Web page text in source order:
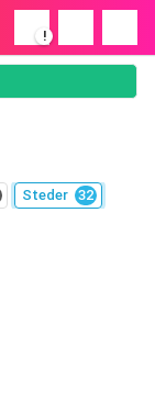
!
Steder 32